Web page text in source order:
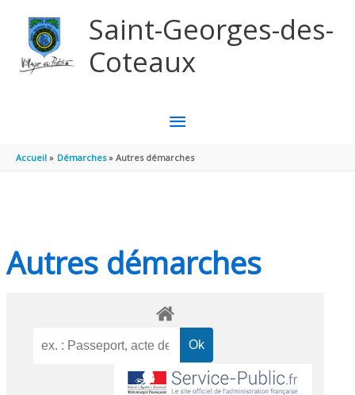
Saint-Georges-des-
Coteaux
MENU
PRINCIPAL
Accueil Démarches Autres démarches
Autres démarches